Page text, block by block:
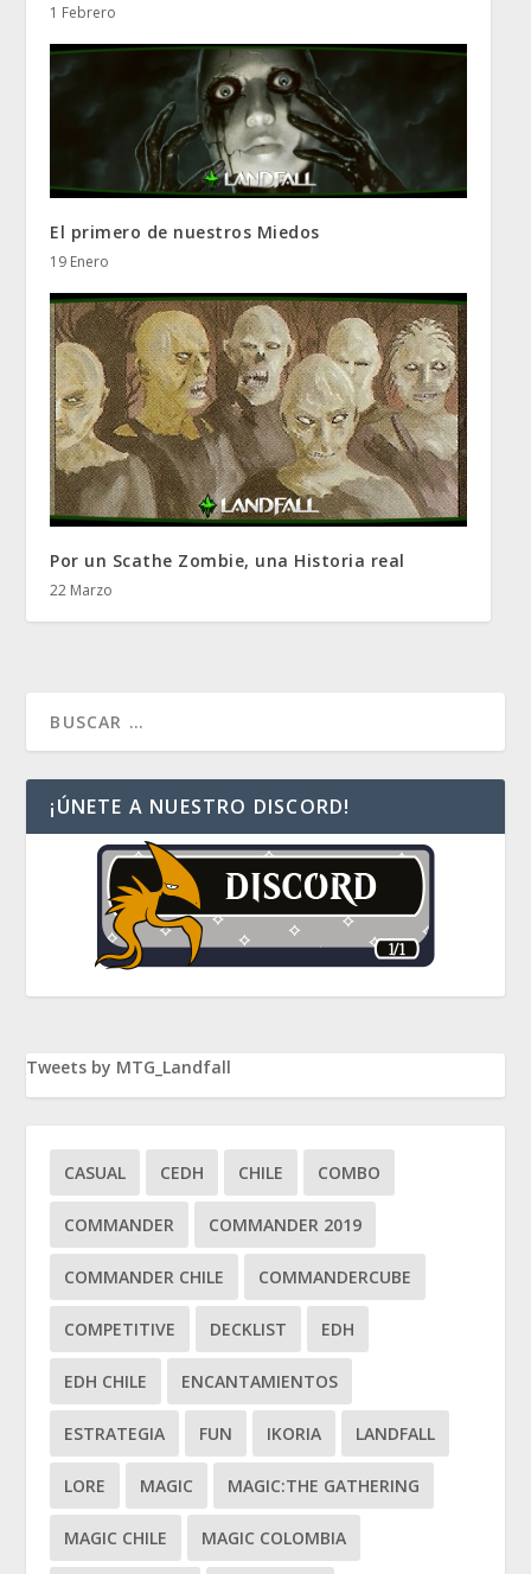
1 Febrero
El primero de nuestros Miedos
19 Enero
Por un Scathe Zombie, una Historia real
22 Marzo
¡ÚNETE A NUESTRO DISCORD!
Tweets by MTG_Landfall
CASUAL CEDH CHILE COMBO
COMMANDER COMMANDER 2019
COMMANDER CHILE COMMANDERCUBE
COMPETITIVE DECKLIST EDH
EDH CHILE ENCANTAMIENTOS
ESTRATEGIA FUN IKORIA LANDFALL
LORE MAGIC MAGIC:THE GATHERING
MAGIC CHILE MAGIC COLOMBIA